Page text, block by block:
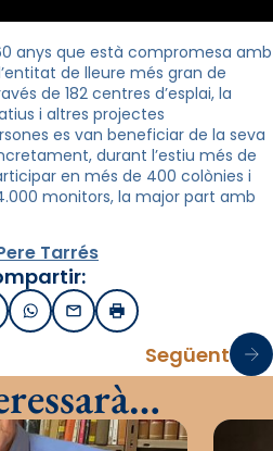
anys que està compromesa amb
de lleure més gran de
de 182 centres d’esplai, la
i altres projectes
es van beneficiar de la seva
durant l’estiu més de
en més de 400 colònies i
monitors, la major part amb
Tarrés
Twitter
WhatsApp
EmailImprimir
Següent